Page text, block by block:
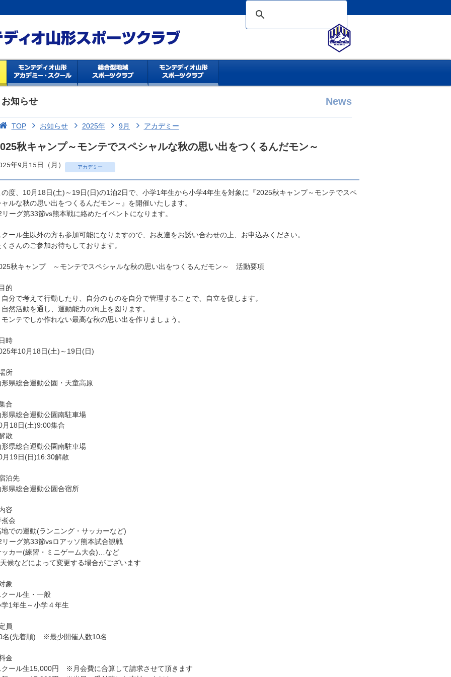
お知らせ News
TOP お知らせ 2025年 9月 アカデミー
秋キャンプ～モンテでスペシャルな秋の思い出をつくるんだモン～
年9月15日（月） アカデミー
の度、10月18日(土)～19日(日)の1泊2日で、小学1年生から小学4年生を対象に『2025秋キャンプ～モンテでスペ
ャルな秋の思い出をつくるんだモン～』を開催いたします。
リーグ第33節vs熊本戦に絡めたイベントになります。
クール生以外の方も参加可能になりますので、お友達をお誘い合わせの上、お申込みください。
くさんのご参加お待ちしております。
秋キャンプ ～モンテでスペシャルな秋の思い出をつくるんだモン～ 活動要項
的
自分で考えて行動したり、自分のものを自分で管理することで、自立を促します。
自然活動を通し、運動能力の向上を図ります。
モンテでしか作れない最高な秋の思い出を作りましょう。
時
年10月18日(土)～19日(日)
所
形県総合運動公園・天童高原
合
形県総合運動公園南駐車場
月18日(土)9:00集合
散
形県総合運動公園南駐車場
月19日(日)16:30解散
泊先
形県総合運動公園合宿所
容
煮会
地での運動(ランニング・サッカーなど)
リーグ第33節vsロアッソ熊本試合観戦
ッカー(練習・ミニゲーム大会)…など
候などによって変更する場合がございます
象
クール生・一般
学1年生～小学４年生
員
名(先着順) ※最少開催人数10名
金
クール生15,000円 ※月会費に合算して請求させて頂きます